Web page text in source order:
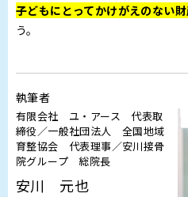
子どもにとってかけがえのない
う。
執筆者
有限会社 ユ・アース 代表取
締役／一般社団法人 全国地域
育整協会 代表理事／安川接骨
院グループ 総院長
安川 元也